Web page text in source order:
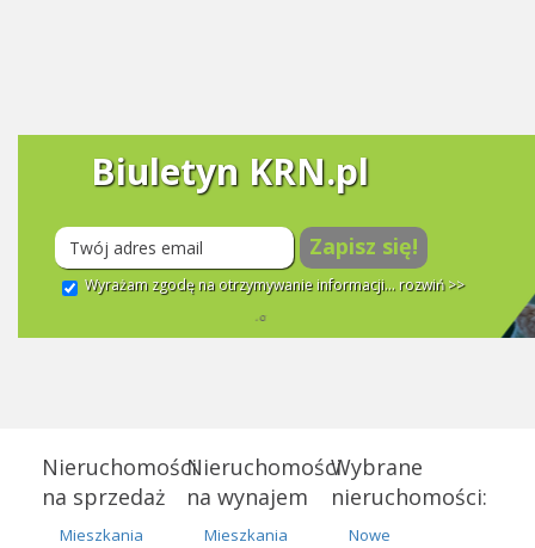
Biuletyn KRN.pl
Zapisz się!
Wyrażam zgodę na otrzymywanie informacji... rozwiń >>
Nieruchomości
na sprzedaż
Mieszkania
Nieruchomości
na wynajem
Mieszkania
Wybrane
nieruchomości:
Nowe